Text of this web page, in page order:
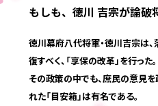
参加
全国展開
もしも、徳川 吉宗が論破
徳川幕府八代将軍・徳川吉宗は
復すべく、「享保の改革」を行った。
その政策の中でも、庶民の意見
れた「目安箱」は有名である。